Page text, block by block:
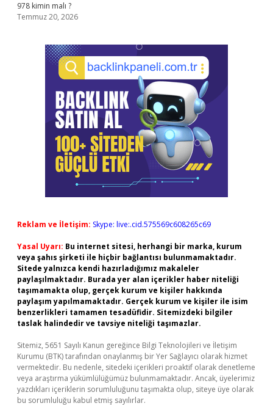
978 kimin malı ?
Temmuz 20, 2026
Reklam ve İletişim: Skype: live:.cid.575569c608265c69
Yasal Uyarı: Bu internet sitesi, herhangi bir marka, kurum
veya şahıs şirketi ile hiçbir bağlantısı bulunmamaktadır.
Sitede yalnızca kendi hazırladığımız makaleler
paylaşılmaktadır. Burada yer alan içerikler haber niteliği
taşımamakta olup, gerçek kurum ve kişiler hakkında
paylaşım yapılmamaktadır. Gerçek kurum ve kişiler ile isim
benzerlikleri tamamen tesadüfidir. Sitemizdeki bilgiler
taslak halindedir ve tavsiye niteliği taşımazlar.
Sitemiz, 5651 Sayılı Kanun gereğince Bilgi Teknolojileri ve İletişim
Kurumu (BTK) tarafından onaylanmış bir Yer Sağlayıcı olarak hizmet
vermektedir. Bu nedenle, sitedeki içerikleri proaktif olarak denetleme
veya araştırma yükümlülüğümüz bulunmamaktadır. Ancak, üyelerimiz
yazdıkları içeriklerin sorumluluğunu taşımakta olup, siteye üye olarak
bu sorumluluğu kabul etmiş sayılırlar.